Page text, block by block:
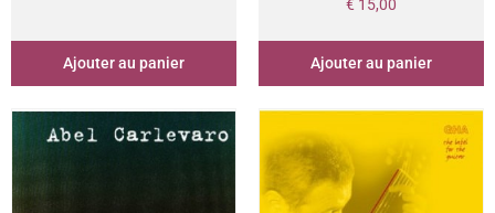
Ajouter au panier
€ 15,00
Ajouter au panier